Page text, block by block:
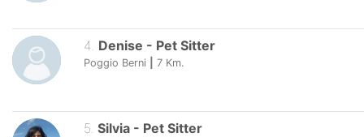
4. Denise - Pet Sitter
Poggio Berni 7 Km.
5 Silvia - Pet Sitter